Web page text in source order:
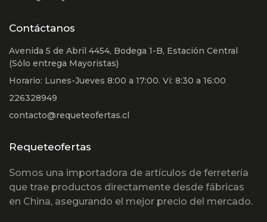
Contáctanos
Avenida 5 de Abril 4454, Bodega 1-B, Estación Central
(Sólo entrega Mayoristas)
Horario: Lunes-Jueves 8:00 a 17:00. Vi: 8:30 a 16:00
226328949
contacto@requeteofertas.cl
Requeteofertas
Somos una importadora de artículos de ferretería
que trae productos directamente desde fábricas
en China, asegurando el mejor precio del mercado.